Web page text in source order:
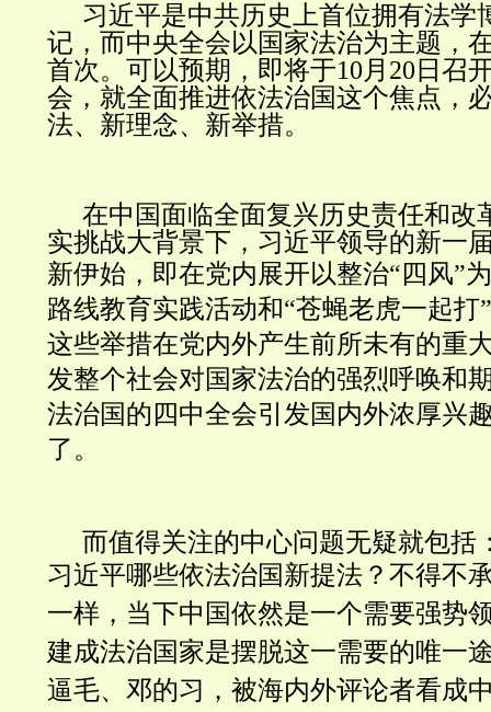
习近平是中共历史上首位拥有法学
记，而中央全会以国家法治为主题，
首次。可以预期，即将于10月20日召
会，就全面推进依法治国这个焦点，
法、新理念、新举措。
在中国面临全面复兴历史责任和改
实挑战大背景下，习近平领导的新一
新伊始， 即在党内展开以整治“四风”
路线教育实践活动和“苍蝇老虎一起打
这些举措在党内外产生前所未有的重
发整个社会对国家法治的强烈呼唤和
法治国的四中全会引发国内外浓厚兴
了。
而值得关注的中心问题无疑就包括
习近平哪些依法治国新提法？不得不
一样，当下中国依然是一个需要强势
建成法治国家是摆脱这一需要的唯一
逼毛、邓的习，被海内外评论者看成